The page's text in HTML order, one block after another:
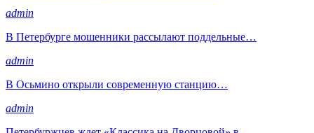
admin
В Петербурге мошенники рассылают поддельные…
admin
В Осьмино открыли современную станцию…
admin